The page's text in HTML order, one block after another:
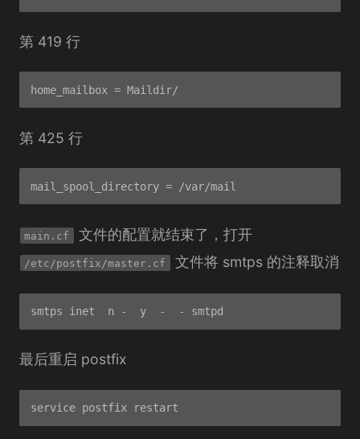
第 419 行
第 425 行
main.cf 文件的配置就结束了，打开
/etc/postfix/master.cf 文件将 smtps 的注释取消
最后重启 postfix